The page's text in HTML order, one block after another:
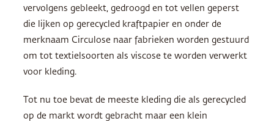
vervolgens gebleekt, gedroogd en tot vellen geperst
die lijken op gerecycled kraftpapier en onder de
merknaam Circulose naar fabrieken worden gestuurd
om tot textielsoorten als viscose te worden verwerkt
voor kleding.
Tot nu toe bevat de meeste kleding die als gerecycled
op de markt wordt gebracht maar een klein